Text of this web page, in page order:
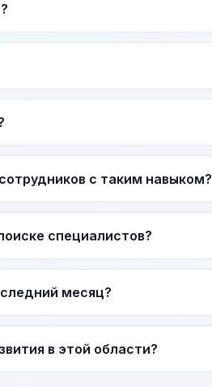
с таким навыком?
специалистов?
месяц?
в этой области?